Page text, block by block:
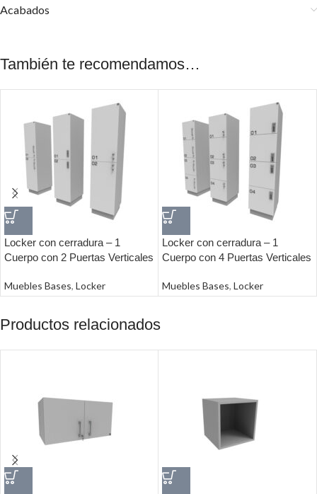
Acabados
También te recomendamos…
Locker con cerradura – 1
Cuerpo con 2 Puertas Verticales
Muebles Bases, Locker
Locker con cerradura – 1
Cuerpo con 4 Puertas Verticales
Muebles Bases, Locker
Productos relacionados